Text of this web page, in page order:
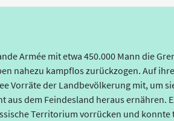
Armée mit etwa 450.000 Mann die
nahezu kampflos zurückzogen. Auf
Vorräte der Landbevölkerung mit, um
dem Feindesland heraus ernähren.
Territorium vorrücken und